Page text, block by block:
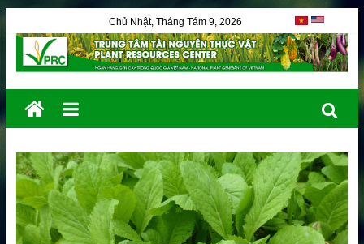
Chủ Nhật, Tháng Tám 9, 2026